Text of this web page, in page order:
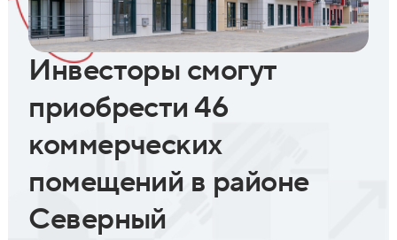
Инвесторы смогут
приобрести 46
коммерческих
помещений в районе
Северный